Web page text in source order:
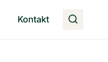
Kontakt